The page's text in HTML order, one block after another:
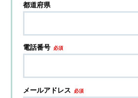
都道府県
電話番号 必須
メールアドレス 必須